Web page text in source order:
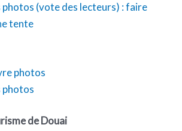
photos (vote des lecteurs) : faire
tente
photos
photos
de Douai